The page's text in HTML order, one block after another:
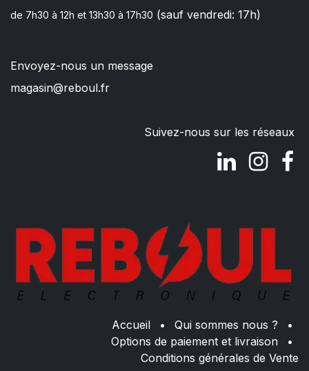
de 7h30 à 12h et 13h30 à 17h30 (sauf vendredi: 17h)
Envoyez-nous un message
magasin@reboul.fr
Suivez-nous sur les réseaux
Accueil • Qui sommes nous ?
•
Options de paiement et livraison
•
Conditions générales de Vente